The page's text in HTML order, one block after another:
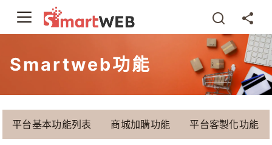
Smartweb功能
平台基本功能列表 商城加購功能 平台客製化功能